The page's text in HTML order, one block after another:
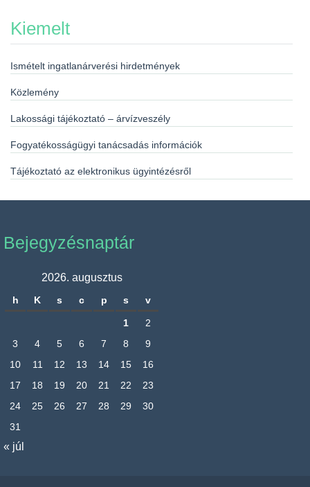
Kiemelt
Ismételt ingatlanárverési hirdetmények
Közlemény
Lakossági tájékoztató – árvízveszély
Fogyatékosságügyi tanácsadás információk
Tájékoztató az elektronikus ügyintézésről
Bejegyzésnaptár
2026. augusztus
h K s c p s v
1
2
3
4 5 6 7 8
9
10
11 12 13 14 15
16
17
18 19 20 21 22
23
24
25 26 27 28 29
30
31
« júl